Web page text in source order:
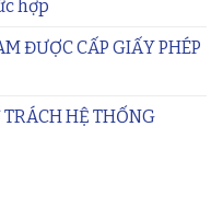
hợp
ĐƯỢC CẤP GIẤY PHÉP
HỆ THỐNG